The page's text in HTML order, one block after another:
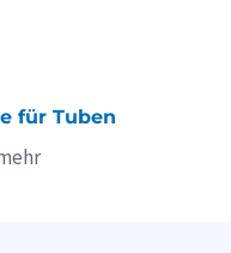
für Tuben